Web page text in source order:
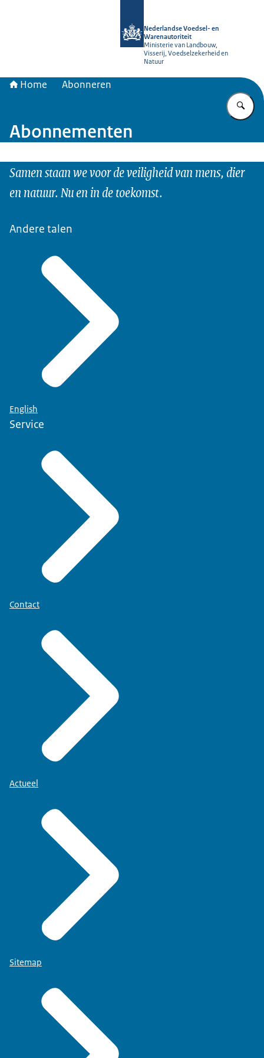
Nederlandse Voedsel- en
Warenautoriteit
Ministerie van Landbouw,
Visserij, Voedselzekerheid en
Natuur
Home Abonneren
Abonnementen
Samen staan we voor de veiligheid van mens, dier
en natuur. Nu en in de toekomst.
Andere talen
English
Service
Contact
Actueel
Sitemap